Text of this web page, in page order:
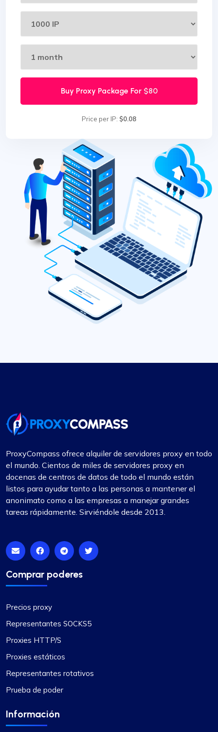
Buy Proxy Package For $80
Price per IP: $0.08
ProxyCompass ofrece alquiler de servidores proxy en todo
el mundo. Cientos de miles de servidores proxy en
docenas de centros de datos de todo el mundo están
listos para ayudar tanto a las personas a mantener el
anonimato como a las empresas a manejar grandes
tareas rápidamente. Sirviéndole desde 2013.
Comprar poderes
Precios proxy
Representantes SOCKS5
Proxies HTTP/S
Proxies estáticos
Representantes rotativos
Prueba de poder
Información